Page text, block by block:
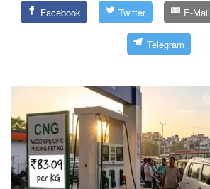
Facebook Twitter E-Mail
Telegram